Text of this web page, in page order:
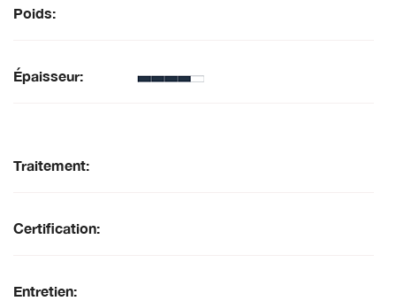
Poids:
Épaisseur:
Traitement:
Certification:
Entretien: